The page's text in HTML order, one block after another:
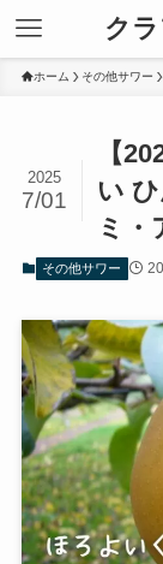
ク
ホーム その他サワー
【
い
ミ・
2025
7/01
その他サワー